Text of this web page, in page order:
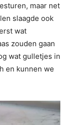
maar net
slaagde ook
wat
zouden gaan
wat gulletjes in
en kunnen we